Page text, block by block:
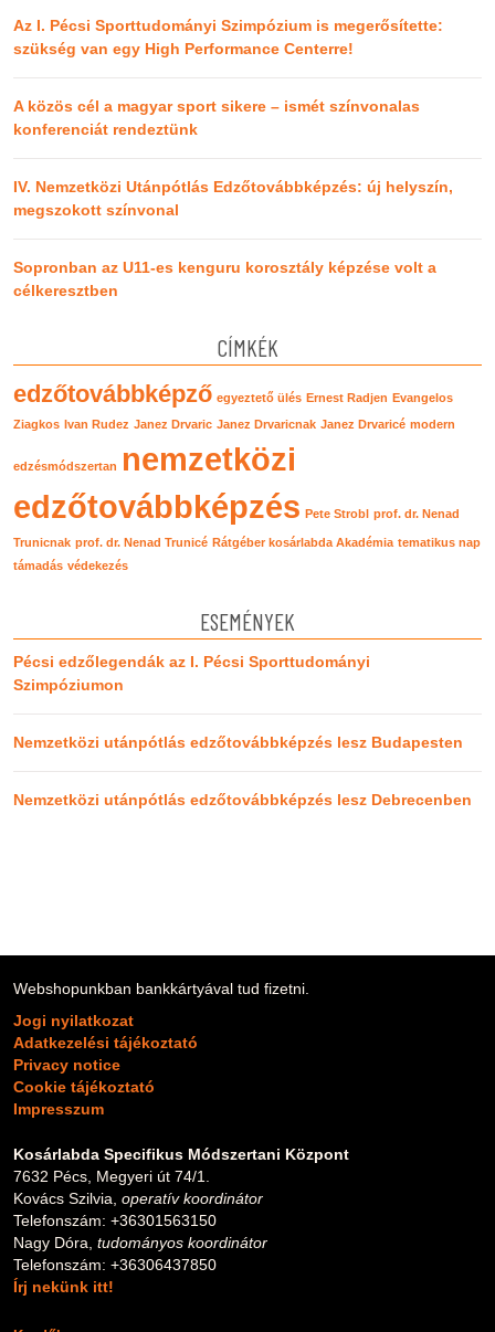
Az I. Pécsi Sporttudományi Szimpózium is megerősítette:
szükség van egy High Performance Centerre!
A közös cél a magyar sport sikere – ismét színvonalas
konferenciát rendeztünk
IV. Nemzetközi Utánpótlás Edzőtovábbképzés: új helyszín,
megszokott színvonal
Sopronban az U11-es kenguru korosztály képzése volt a
célkeresztben
CÍMKÉK
edzőtovábbképző egyeztető ülés Ernest Radjen Evangelos
Ziagkos Ivan Rudez Janez Drvaric Janez Drvaricnak Janez Drvaricé modern
edzésmódszertan nemzetközi
edzőtovábbképzés Pete Strobl prof. dr. Nenad
Trunicnak prof. dr. Nenad Trunicé Rátgéber kosárlabda Akadémia tematikus nap
támadás védekezés
ESEMÉNYEK
Pécsi edzőlegendák az I. Pécsi Sporttudományi
Szimpóziumon
Nemzetközi utánpótlás edzőtovábbképzés lesz Budapesten
Nemzetközi utánpótlás edzőtovábbképzés lesz Debrecenben
Webshopunkban bankkártyával tud fizetni.
Jogi nyilatkozat
Adatkezelési tájékoztató
Privacy notice
Cookie tájékoztató
Impresszum
Kosárlabda Specifikus Módszertani Központ
7632 Pécs, Megyeri út 74/1.
Kovács Szilvia, operatív koordinátor
Telefonszám: +36301563150
Nagy Dóra, tudományos koordinátor
Telefonszám: +36306437850
Írj nekünk itt!